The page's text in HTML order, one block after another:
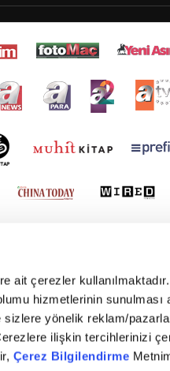
ait çerezler
hizmetlerinin sunulması
sizlere yönelik reklam/
ilişkin tercihlerinizi
Çerez Bilgilendirme